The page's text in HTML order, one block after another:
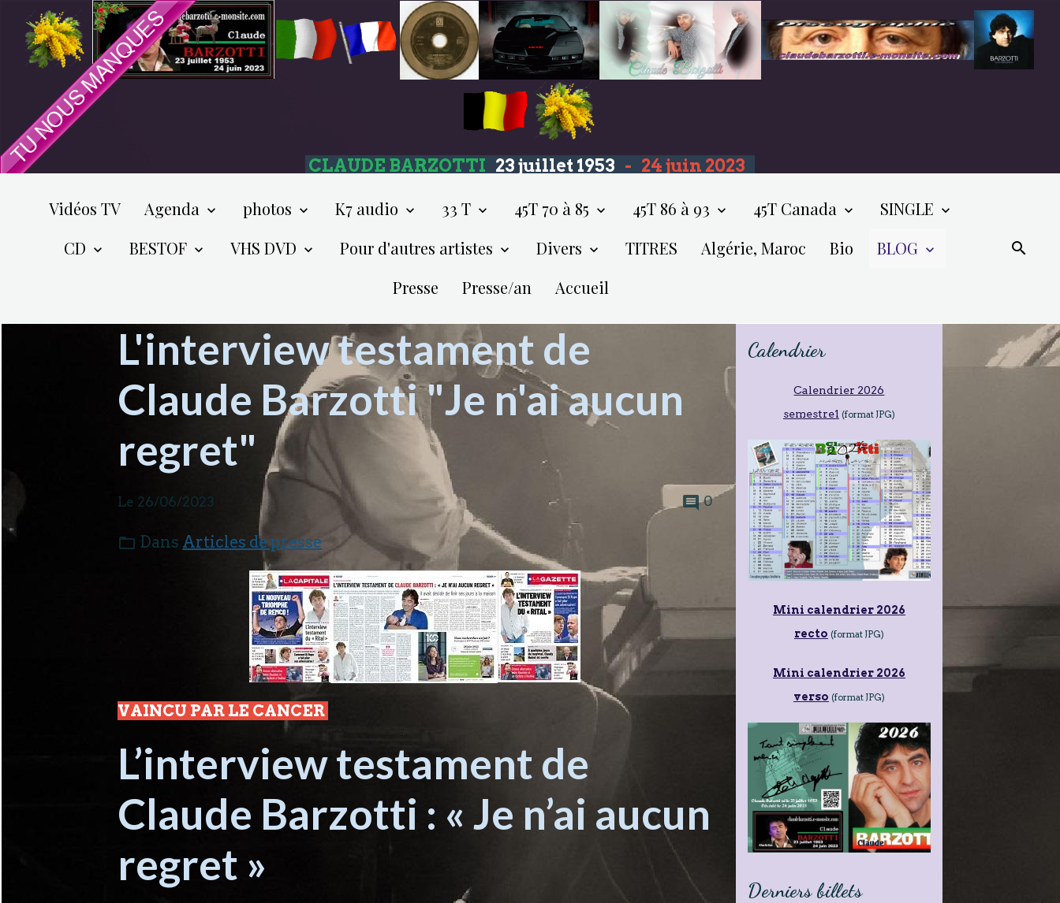
CLAUDE BARZOTTI 23 juillet 1953 - 24 juin 2023
Vidéos TV Agenda photos K7 audio 33 T 45T 70 à 85 45T 86 à 93 45T Canada
SINGLE
CD
BESTOF VHS DVD Pour d'autres artistes Divers TITRES Algérie, Maroc Bio
BLOG
Presse
Presse/an Accueil
L'interview testament de
Claude Barzotti "Je n'ai aucun
regret"
Le 26/06/2023 0
Dans Articles de presse
VAINCU PAR LE CANCER
L’interview testament de
Claude Barzotti : « Je n’ai aucun
regret »
Calendrier
Calendrier 2026
semestre1 (format JPG)
Mini calendrier 2026
recto (format JPG)
Mini calendrier 2026
verso (format JPG)
Derniers billets